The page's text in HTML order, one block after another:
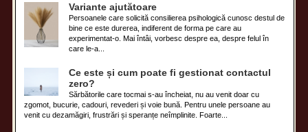
Variante ajutătoare
Persoanele care solicită consilierea psihologică cunosc destul de
bine ce este durerea, indiferent de forma pe care au
experimentat-o. Mai întâi, vorbesc despre ea, despre felul în
care le-a...
Ce este și cum poate fi gestionat contactul
zero?
Sărbătorile care tocmai s-au încheiat, nu au venit doar cu
zgomot, bucurie, cadouri, revederi și voie bună. Pentru unele persoane au
venit cu dezamăgiri, frustrări și speranțe neîmplinite. Foarte...